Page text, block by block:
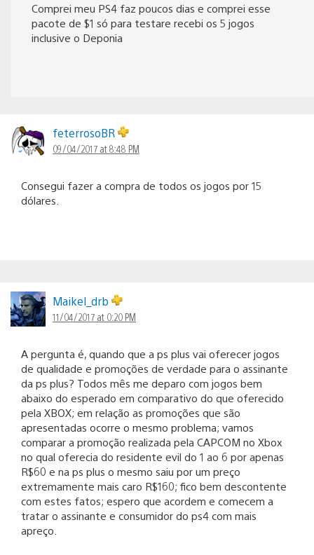
Comprei meu PS4 faz poucos dias e comprei esse
pacote de $1 só para testare recebi os 5 jogos
inclusive o Deponia
feterrosoBR
09/04/2017 at 8:48 PM
Consegui fazer a compra de todos os jogos por 15
dólares.
Maikel_drb
11/04/2017 at 0:20 PM
A pergunta é, quando que a ps plus vai oferecer jogos
de qualidade e promoções de verdade para o assinante
da ps plus? Todos mês me deparo com jogos bem
abaixo do esperado em comparativo do que oferecido
pela XBOX; em relação as promoções que são
apresentadas ocorre o mesmo problema; vamos
comparar a promoção realizada pela CAPCOM no Xbox
no qual oferecia do residente evil do 1 ao 6 por apenas
R$60 e na ps plus o mesmo saiu por um preço
extremamente mais caro R$160; fico bem descontente
com estes fatos; espero que acordem e comecem a
tratar o assinante e consumidor do ps4 com mais
apreço.